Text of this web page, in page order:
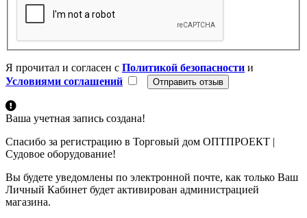
Я прочитал и согласен с Политикой безопасности и
Условиями соглашений
Ваша учетная запись создана!
Спасибо за регистрацию в Торговый дом ОПТПРОЕКТ |
Судовое оборудование!
Вы будете уведомлены по электронной почте, как только Ваш
Личный Кабинет будет активирован администрацией
магазина.